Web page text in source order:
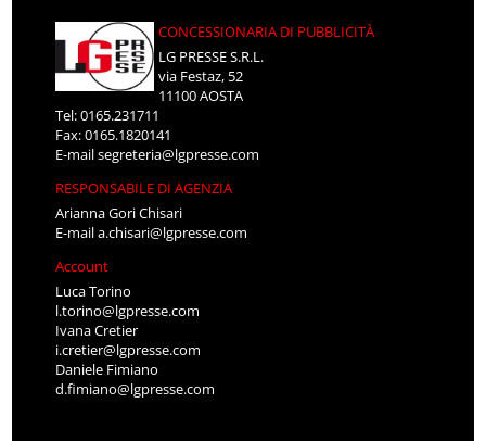
CONCESSIONARIA DI PUBBLICITÀ
LG PRESSE S.R.L.
via Festaz, 52
11100 AOSTA
Tel: 0165.231711
Fax: 0165.1820141
E-mailsegreteria@lgpresse.com
RESPONSABILE DI AGENZIA
Arianna Gori Chisari
E-maila.chisari@lgpresse.com
Account
Luca Torino
l.torino@lgpresse.com
Ivana Cretier
i.cretier@lgpresse.com
Daniele Fimiano
d.fimiano@lgpresse.com